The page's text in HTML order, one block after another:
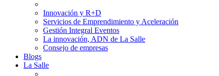
Innovación y R+D
Servicios de Emprendimiento y Aceleración
Gestión Integral Eventos
La innovación, ADN de La Salle
Consejo de empresas
Blogs
La Salle